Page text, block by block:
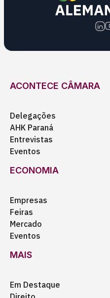
ACONTECE CÂMARA
Delegações
AHK Paraná
Entrevistas
Eventos
ECONOMIA
Empresas
Feiras
Mercado
Eventos
MAIS
Em Destaque